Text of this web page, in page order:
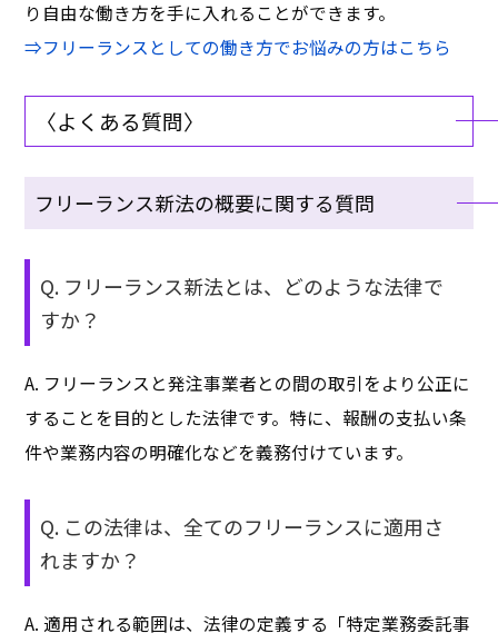
り自由な働き方を手に入れることができます。
⇒フリーランスとしての働き方でお悩みの方はこちら
〈よくある質問〉
フリーランス新法の概要に関する質問
Q. フリーランス新法とは、どのような法律で
すか？
A. フリーランスと発注事業者との間の取引をより公正に
することを目的とした法律です。特に、報酬の支払い条
件や業務内容の明確化などを義務付けています。
Q. この法律は、全てのフリーランスに適用さ
れますか？
A. 適用される範囲は、法律の定義する「特定業務委託事